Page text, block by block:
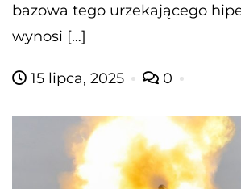
bazowa tego urzekającego
wynosi […]
15 lipca, 2025 0